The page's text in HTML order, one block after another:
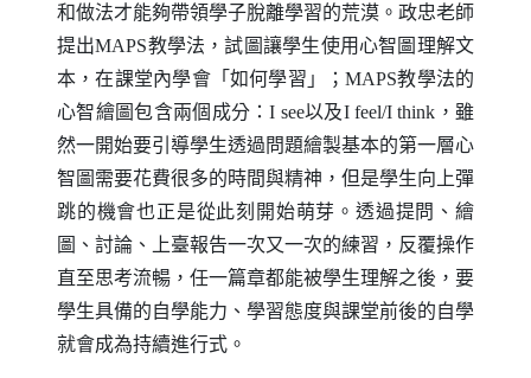
和做法才能夠帶領學子脫離學習的荒漠。政忠老師
提出MAPS教學法，試圖讓學生使用心智圖理解文
本，在課堂內學會「如何學習」；MAPS教學法的
心智繪圖包含兩個成分：I see以及I feel/I think ，雖
然一開始要引導學生透過問題繪製基本的第一層心
智圖需要花費很多的時間與精神，但是學生向上彈
跳的機會也正是從此刻開始萌芽。透過提問、繪
圖、討論、上臺報告一次又一次的練習，反覆操作
直至思考流暢，任一篇章都能被學生理解之後，要
學生具備的自學能力、學習態度與課堂前後的自學
就會成為持續進行式。